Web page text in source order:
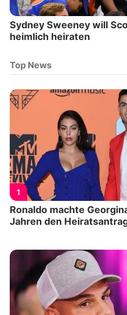
Sydney Sweeney will
heimlich heiraten
Top News
1
Ronaldo machte
Jahren den